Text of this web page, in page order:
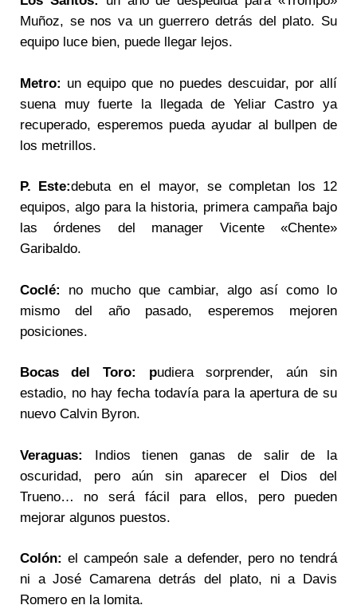
Muñoz, se nos va un guerrero detrás del plato. Su
equipo luce bien, puede llegar lejos.
Metro: un equipo que no puedes descuidar, por allí
suena muy fuerte la llegada de Yeliar Castro ya
recuperado, esperemos pueda ayudar al bullpen de
los metrillos.
P. Este:debuta en el mayor, se completan los 12
equipos, algo para la historia, primera campaña bajo
las órdenes del manager Vicente «Chente»
Garibaldo.
Coclé: no mucho que cambiar, algo así como lo
mismo del año pasado, esperemos mejoren
posiciones.
Bocas del Toro: pudiera sorprender, aún sin
estadio, no hay fecha todavía para la apertura de su
nuevo Calvin Byron.
Veraguas: Indios tienen ganas de salir de la
oscuridad, pero aún sin aparecer el Dios del
Trueno… no será fácil para ellos, pero pueden
mejorar algunos puestos.
Colón: el campeón sale a defender, pero no tendrá
ni a José Camarena detrás del plato, ni a Davis
Romero en la lomita.